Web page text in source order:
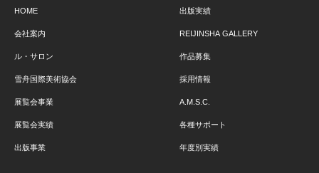
HOME
会社案内
ル・サロン
雪舟国際美術協会
展覧会事業
展覧会実績
出版事業
出版実績
REIJINSHA GALLERY
作品募集
採用情報
A.M.S.C.
各種サポート
年度別実績